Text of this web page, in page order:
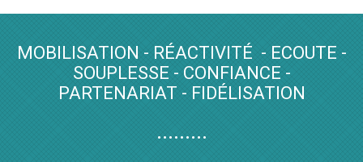
MOBILISATION - RÉACTIVITÉ - ECOUTE -
SOUPLESSE - CONFIANCE -
PARTENARIAT - FIDÉLISATION
.........